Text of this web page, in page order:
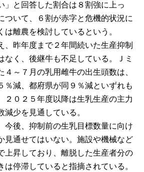
」と回答した割合は８割強に上っ
ついて、６割が赤字と危機的状況に
は離農を検討しているという。
昨年度まで２年間続いた生産抑制
なく、後継牛も不足している。Ｊミ
４～７月の乳用雌牛の出生頭数は、
％減、都府県が同９％減といずれも
２０２５年度以降は生乳生産の主力
減少を見通している。
後、抑制前の生乳目標数量に向け
見通せてはいない。施設や機械など
上昇しており、離脱した生産者分の
は停滞していると指摘されている。